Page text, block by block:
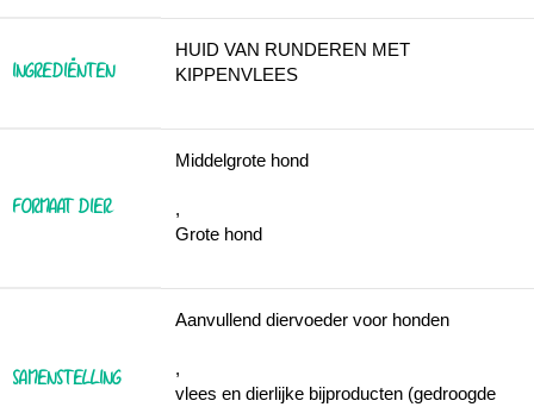
INGREDIËNTEN
HUID VAN RUNDEREN MET
KIPPENVLEES
FORMAAT DIER
Middelgrote hond
,
Grote hond
SAMENSTELLING
Aanvullend diervoeder voor honden
,
vlees en dierlijke bijproducten (gedroogde